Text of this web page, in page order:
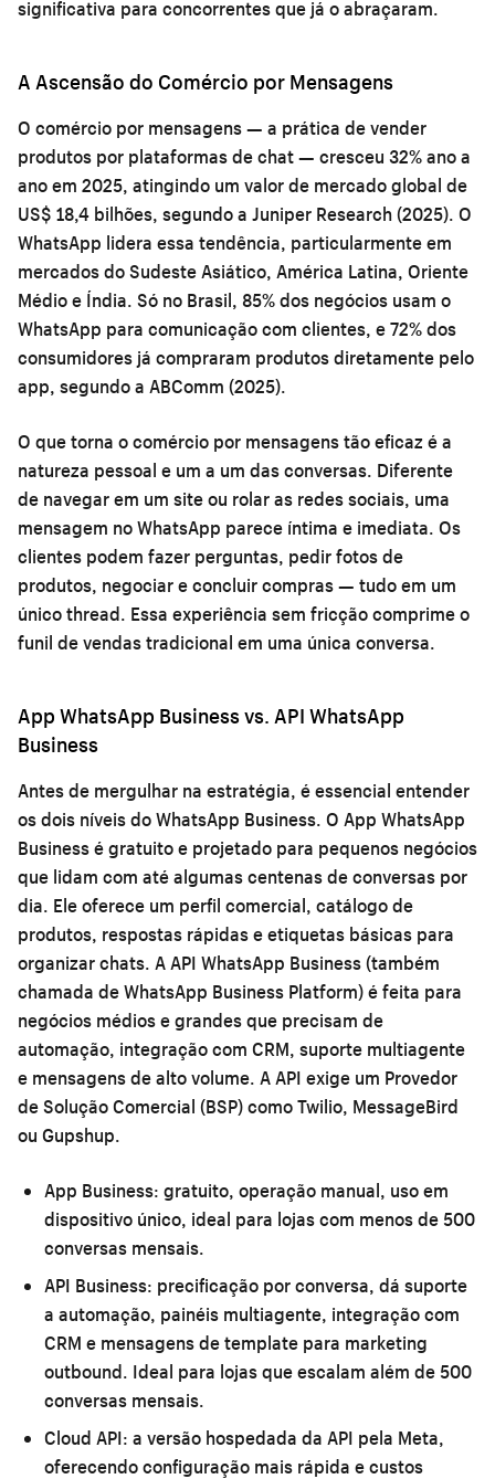
significativa para concorrentes que já o abraçaram.
A Ascensão do Comércio por Mensagens
O comércio por mensagens — a prática de vender
produtos por plataformas de chat — cresceu 32% ano a
ano em 2025, atingindo um valor de mercado global de
US$ 18,4 bilhões, segundo a Juniper Research (2025). O
WhatsApp lidera essa tendência, particularmente em
mercados do Sudeste Asiático, América Latina, Oriente
Médio e Índia. Só no Brasil, 85% dos negócios usam o
WhatsApp para comunicação com clientes, e 72% dos
consumidores já compraram produtos diretamente pelo
app, segundo a ABComm (2025).
O que torna o comércio por mensagens tão eficaz é a
natureza pessoal e um a um das conversas. Diferente
de navegar em um site ou rolar as redes sociais, uma
mensagem no WhatsApp parece íntima e imediata. Os
clientes podem fazer perguntas, pedir fotos de
produtos, negociar e concluir compras — tudo em um
único thread. Essa experiência sem fricção comprime o
funil de vendas tradicional em uma única conversa.
App WhatsApp Business vs. API WhatsApp
Business
Antes de mergulhar na estratégia, é essencial entender
os dois níveis do WhatsApp Business. O App WhatsApp
Businessé gratuito e projetado para pequenos negócios
que lidam com até algumas centenas de conversas por
dia. Ele oferece um perfil comercial, catálogo de
produtos, respostas rápidas e etiquetas básicas para
organizar chats. A API WhatsApp Business(também
chamada de WhatsApp Business Platform) é feita para
negócios médios e grandes que precisam de
automação, integração com CRM, suporte multiagente
e mensagens de alto volume. A API exige um Provedor
de Solução Comercial (BSP) como Twilio, MessageBird
ou Gupshup.
App Business: gratuito, operação manual, uso em
dispositivo único, ideal para lojas com menos de 500
conversas mensais.
API Business: precificação por conversa, dá suporte
a automação, painéis multiagente, integração com
CRM e mensagens de template para marketing
outbound. Ideal para lojas que escalam além de 500
conversas mensais.
Cloud API: a versão hospedada da API pela Meta,
oferecendo configuração mais rápida e custos